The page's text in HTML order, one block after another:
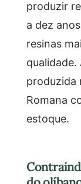
produzir
a dez
resinas
qualidade.
produzida
Romana
estoque.